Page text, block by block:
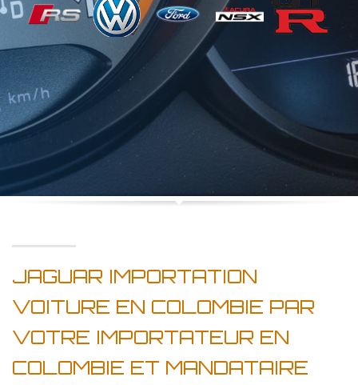
JAGUAR IMPORTATION
VOITURE EN COLOMBIE PAR
VOTRE IMPORTATEUR EN
COLOMBIE ET MANDATAIRE